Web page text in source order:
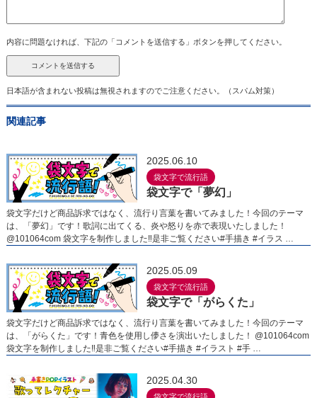
内容に問題なければ、下記の「コメントを送信する」ボタンを押してください。
日本語が含まれない投稿は無視されますのでご注意ください。（スパム対策）
関連記事
2025.06.10
袋文字で流行語
袋文字で「夢幻」
袋文字だけど商品訴求ではなく、流行り言葉を書いてみました！今回のテーマ
は、「夢幻」です！歌詞に出てくる、炎や怒りを赤で表現いたしました！
@101064com 袋文字を制作しました‼︎︎是非ご覧ください#手描き #イラス …
2025.05.09
袋文字で流行語
袋文字で「がらくた」
袋文字だけど商品訴求ではなく、流行り言葉を書いてみました！今回のテーマ
は、「がらくた」です！青色を使用し儚さを演出いたしました！ @101064com
袋文字を制作しました‼︎︎是非ご覧ください#手描き #イラスト #手 …
2025.04.30